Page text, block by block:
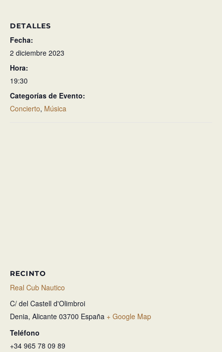
DETALLES
Fecha:
2 diciembre 2023
Hora:
19:30
Categorías de Evento:
Concierto, Música
RECINTO
Real Cub Nautico
C/ del Castell d'Olimbroi
Denia, Alicante 03700 España + Google Map
Teléfono
+34 965 78 09 89